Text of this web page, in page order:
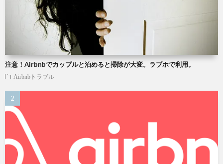
注意！Airbnbでカップルと泊めると掃除が大変。ラブホで利用。
Airbnbトラブル